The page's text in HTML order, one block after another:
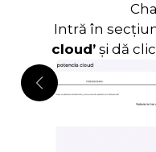
Intră în
cloud’ și dă